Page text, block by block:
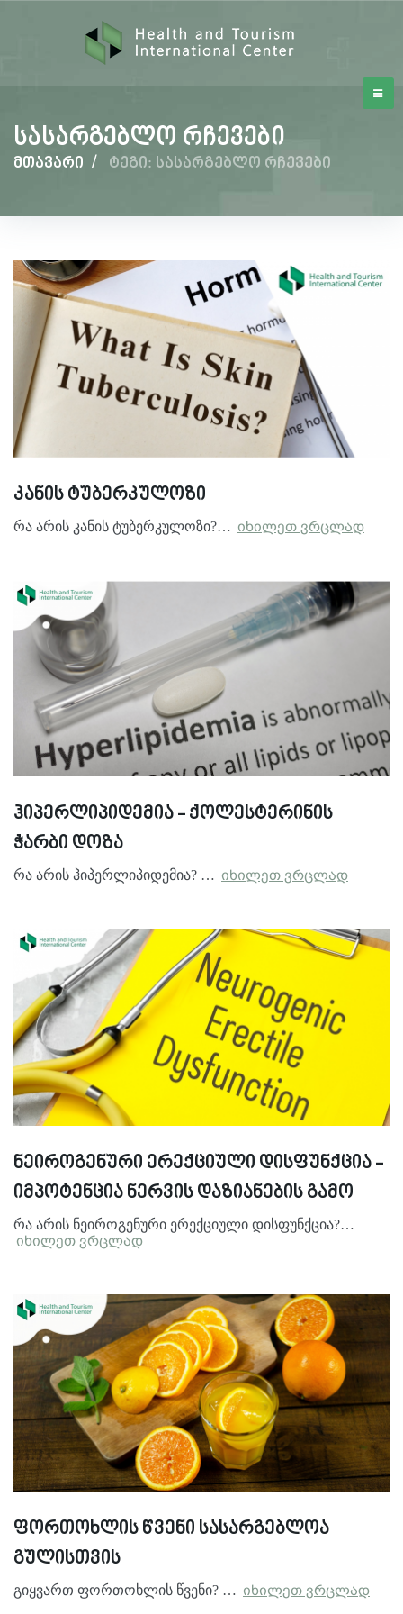
სასარგებლო რჩევები
მთავარი / ტეგი: სასარგებლო რჩევები
სასარგებლო
რჩევები
კანის ტუბერკულოზი
რა არის კანის ტუბერკულოზი?… იხილეთ ვრცლად
ჰიპერლიპიდემია - ქოლესტერინის
ჭარბი დოზა
რა არის ჰიპერლიპიდემია? … იხილეთ ვრცლად
ნეიროგენური ერექციული დისფუნქცია -
იმპოტენცია ნერვის დაზიანების გამო
რა არის ნეიროგენური ერექციული დისფუნქცია?…
იხილეთ ვრცლად
ფორთოხლის წვენი სასარგებლოა
გულისთვის
გიყვართ ფორთოხლის წვენი? … იხილეთ ვრცლად